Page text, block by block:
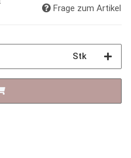
Frage zum Artikel
Stk